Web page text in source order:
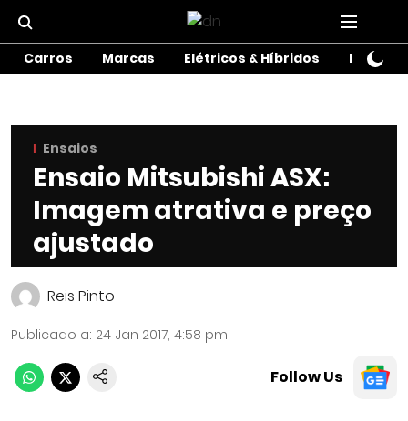
Carros Marcas Elétricos & Híbridos Motos
Ensaios
Ensaio Mitsubishi ASX:
Imagem atrativa e preço
ajustado
Reis Pinto
Publicado a: 24 Jan 2017, 4:58 pm
Follow Us